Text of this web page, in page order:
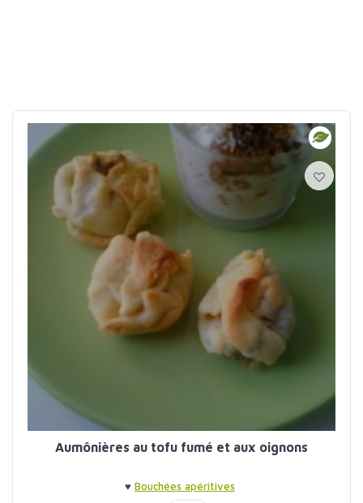
Aumônières au tofu fumé et aux oignons
♥ Bouchées apéritives